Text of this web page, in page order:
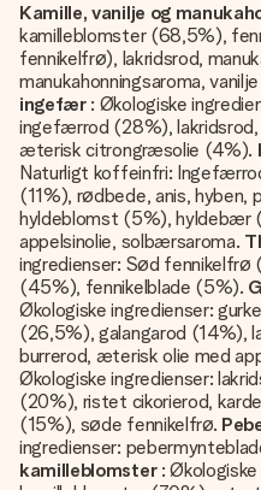
Kamille, vanilje og
kamilleblomster (68,5%),
fennikelfrø), lakridsrod,
manukahonningsaroma,
ingefær: Økologiske
ingefærrod (28%), lakridsrod,
æterisk citrongræsolie (4%).
Naturligt koffeinfri:
(11%), rødbede, anis, hyben,
hyldeblomst (5%), hyldebær
appelsinolie, solbærsaroma.
ingredienser: Sød
(45%), fennikelblade (5%).
Økologiske ingredienser:
(26,5%), galangarod (14%),
burrerod, æterisk olie med
Økologiske ingredienser:
(20%), ristet cikorierod,
(15%), søde fennikelfrø.
ingredienser:
kamilleblomster: Økologiske